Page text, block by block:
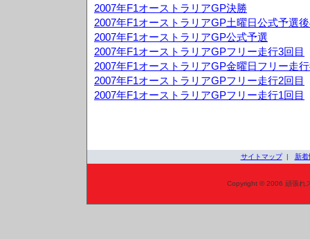
2007年F1オーストラリアGP決勝
2007年F1オーストラリアGP土曜日公式予選
2007年F1オーストラリアGP公式予選
2007年F1オーストラリアGPフリー走行3回目
2007年F1オーストラリアGP金曜日フリー走
2007年F1オーストラリアGPフリー走行2回目
2007年F1オーストラリアGPフリー走行1回目
サイトマップ| 新着
Copyright © 2006 頑張れ